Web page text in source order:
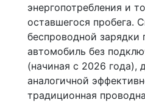
энергопотребления и
оставшегося пробега.
беспроводной зарядки
автомобиль без
(начиная с 2026 года),
аналогичной
традиционная